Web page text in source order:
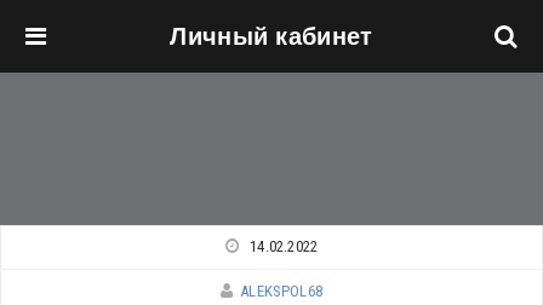
Личный кабинет
14.02.2022
ALEKSPOL68